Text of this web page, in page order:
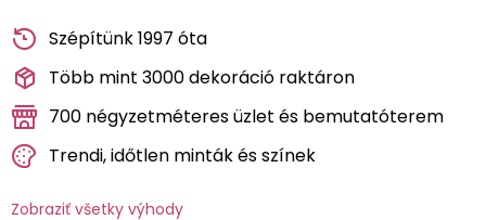
Szépítünk 1997 óta
Több mint 3000 dekoráció raktáron
700 négyzetméteres üzlet és bemutatóterem
Trendi, időtlen minták és színek
Zobraziť všetky výhody